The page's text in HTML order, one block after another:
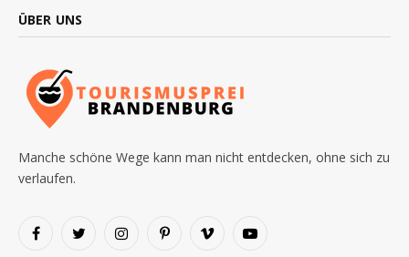
ÜBER UNS
Manche schöne Wege kann man nicht entdecken, ohne sich zu
verlaufen.
FacebookTwitter InstagramPinterestVimeo YouTube